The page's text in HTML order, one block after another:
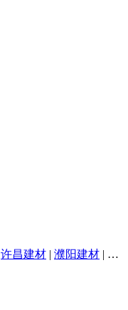
许昌建材 | 濮阳建材 | 焦